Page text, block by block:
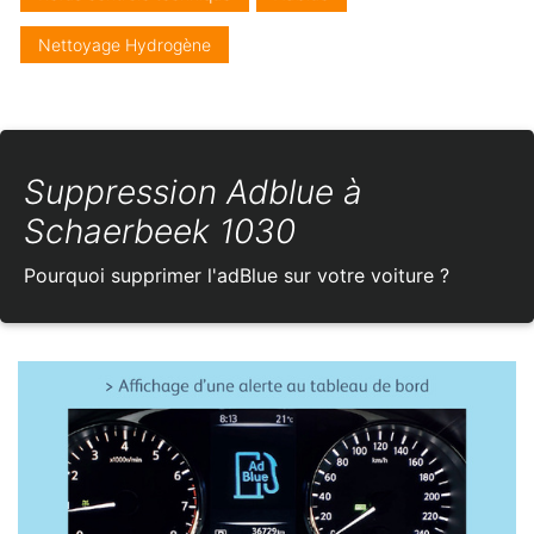
Nettoyage Hydrogène
Suppression Adblue à
Schaerbeek 1030
Pourquoi supprimer l'adBlue sur votre voiture ?